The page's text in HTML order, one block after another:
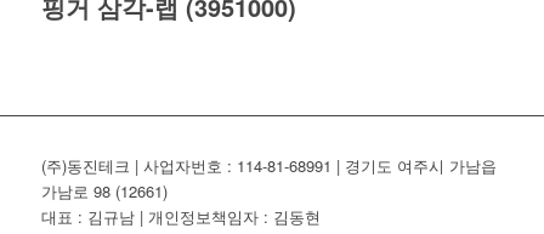
(주)동진테크 | 사업자번호 : 114-81-68991 | 경기도 여주시 가남읍
가남로 98 (12661)
대표 : 김규남 | 개인정보책임자 : 김동현